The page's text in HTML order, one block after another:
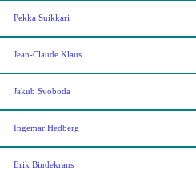
Pekka Suikkari
Jean-Claude Klaus
Jakub Svoboda
Ingemar Hedberg
Erik Bindekrans